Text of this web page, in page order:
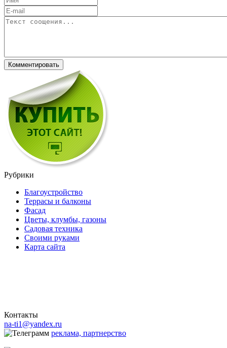
Рубрики
Благоустройство
Террасы и балконы
Фасад
Цветы, клумбы, газоны
Садовая техника
Своими руками
Карта сайта
Контакты
na-ti1@yandex.ru
реклама, партнерство